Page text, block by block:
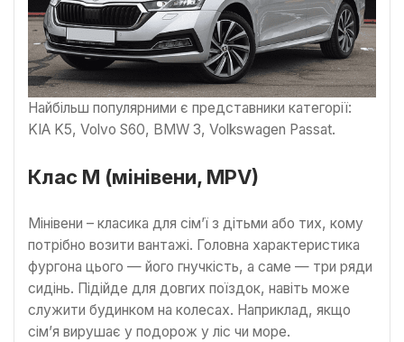
Найбільш популярними є представники категорії:
KIA K5, Volvo S60, BMW 3, Volkswagen Passat.
Клас M (мінівени, MPV)
Мінівени – класика для сім’ї з дітьми або тих, кому
потрібно возити вантажі. Головна характеристика
фургона цього — його гнучкість, а саме — три ряди
сидінь. Підійде для довгих поїздок, навіть може
служити будинком на колесах. Наприклад, якщо
сім’я вирушає у подорож у ліс чи море.